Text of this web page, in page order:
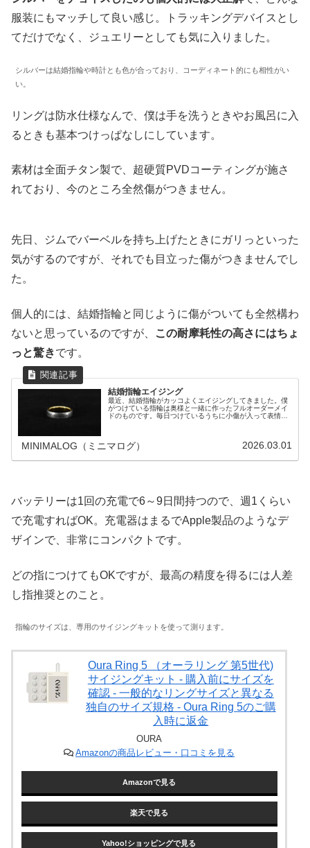
服装にもマッチして良い感じ。トラッキングデバイスとし
てだけでなく、ジュエリーとしても気に入りました。
シルバーは結婚指輪や時計とも色が合っており、コーディネート的にも相性がい
い。
リングは防水仕様なんで、僕は手を洗うときやお風呂に入
るときも基本つけっぱなしにしています。
素材は全面チタン製で、超硬質PVDコーティングが施さ
れており、今のところ全然傷がつきません。
先日、ジムでバーベルを持ち上げたときにガリっといった
気がするのですが、それでも目立った傷がつきませんでし
た。
個人的には、結婚指輪と同じように傷がついても全然構わ
ないと思っているのですが、
この耐摩耗性の高さにはちょ
っと驚きです。
結婚指輪エイジング
最近、結婚指輪がカッコよくエイジングしてきました。僕
がつけている指輪は奥様と一緒に作ったフルオーダーメイ
ドのものです。毎日つけているうちに小傷が入って表情が
MINIMALOG（ミニマログ） 2026.03.01
バッテリーは1回の充電で6～9日間持つので、週1くらい
で充電すればOK。充電器はまるでApple製品のようなデ
ザインで、非常にコンパクトです。
どの指につけてもOKですが、最高の精度を得るには人差
し指推奨とのこと。
指輪のサイズは、専用のサイジングキットを使って測ります。
Oura Ring 5 （オーラリング 第5世代)
サイジングキット - 購入前にサイズを
確認 - 一般的なリングサイズと異なる
独自のサイズ規格 - Oura Ring 5のご購
入時に返金
OURA
Amazonの商品レビュー・口コミを見る
Amazonで見る
楽天で見る
Yahoo!ショッピングで見る